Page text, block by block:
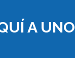
A UNO